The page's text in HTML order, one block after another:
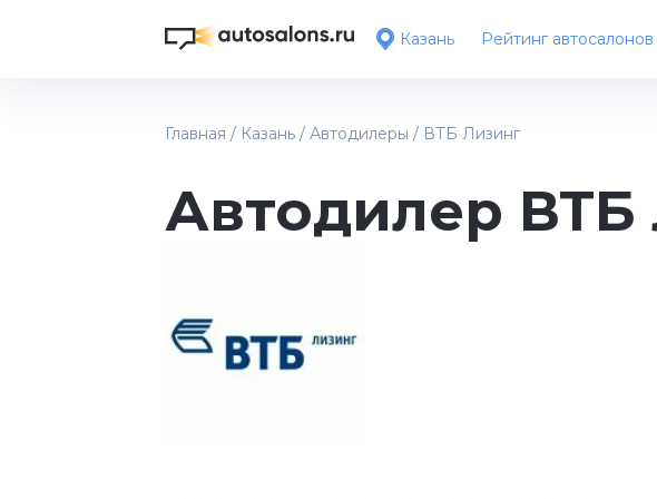
Главная / Казань / Автодилеры / ВТБ Лизинг
Казань Рейтинг
Автодилер ВТБ